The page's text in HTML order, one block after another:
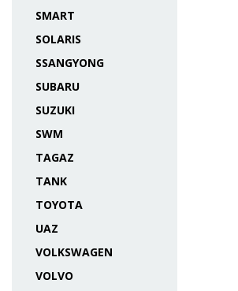
SMART
SOLARIS
SSANGYONG
SUBARU
SUZUKI
SWM
TAGAZ
TANK
TOYOTA
UAZ
VOLKSWAGEN
VOLVO